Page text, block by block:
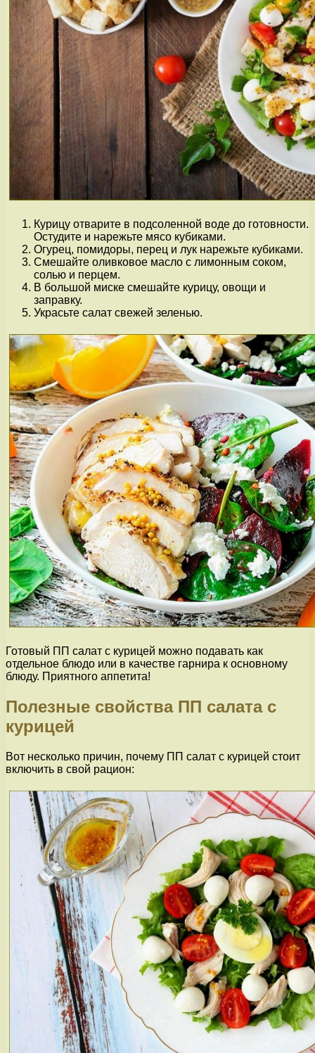
Курицу отварите в подсоленной воде до готовности.
Остудите и нарежьте мясо кубиками.
Огурец, помидоры, перец и лук нарежьте кубиками.
Смешайте оливковое масло с лимонным соком,
солью и перцем.
В большой миске смешайте курицу, овощи и
заправку.
Украсьте салат свежей зеленью.
Готовый ПП салат с курицей можно подавать как
отдельное блюдо или в качестве гарнира к основному
блюду. Приятного аппетита!
Полезные свойства ПП салата с
курицей
Вот несколько причин, почему ПП салат с курицей стоит
включить в свой рацион: